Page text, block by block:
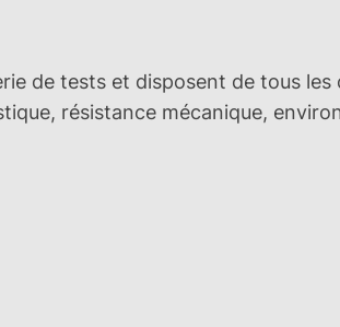
de tests et disposent de tous
résistance mécanique,